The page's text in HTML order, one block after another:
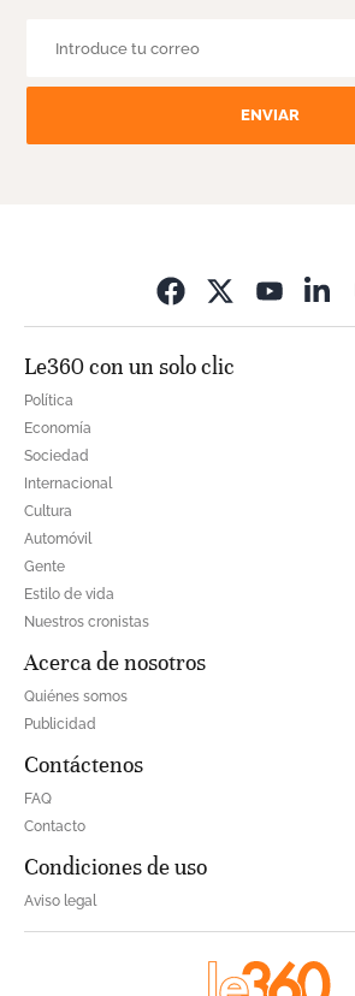
ENVIAR
Le360 con un solo clic
Política
Economía
Sociedad
Internacional
Cultura
Automóvil
Gente
Estilo de vida
Nuestros cronistas
Acerca de nosotros
Quiénes somos
Publicidad
Contáctenos
FAQ
Contacto
Condiciones de uso
Aviso legal